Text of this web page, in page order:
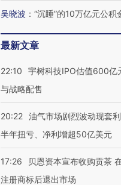
吴晓波 ： “沉睡”的10万亿元公积
最新文章
22:10
宇树科技IPO估值600亿
与战略配售
20:22 油气市场剧烈波动现套
半年扭亏、净利增超50亿美元
17:26
贝恩资本宣布收购贡茶
注册商标后退出市场